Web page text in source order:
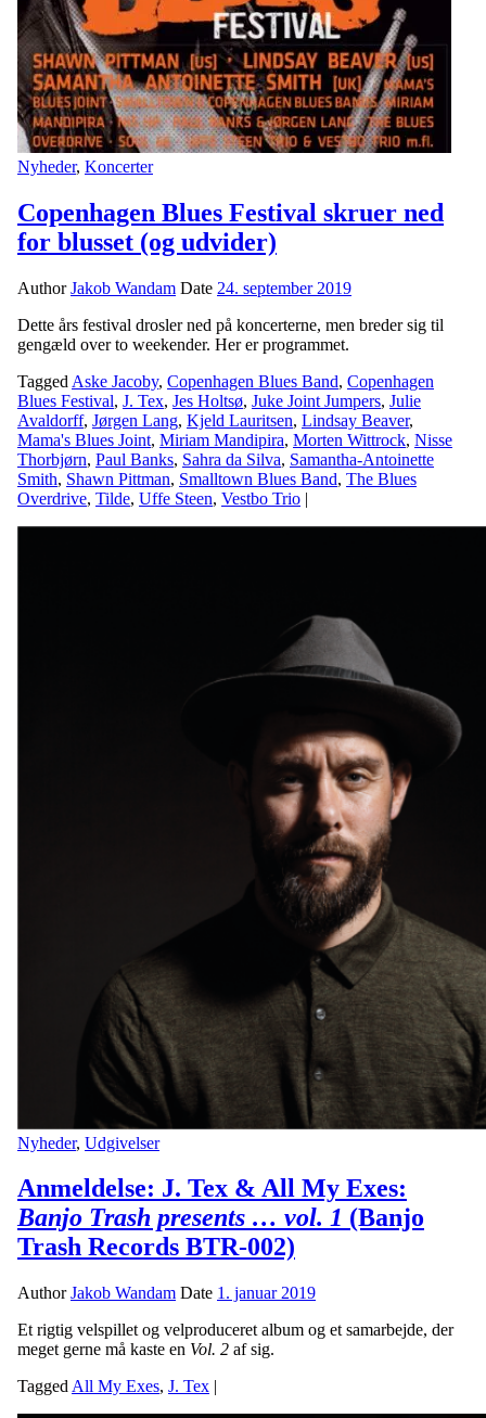
Nyheder, Koncerter
Copenhagen Blues Festival skruer ned
for blusset (og udvider)
AuthorJakob Wandam Date 24. september 2019
Dette års festival drosler ned på koncerterne, men breder sig til
gengæld over to weekender. Her er programmet.
Tagged Aske Jacoby, Copenhagen Blues Band, Copenhagen
Blues Festival, J. Tex, Jes Holtsø, Juke Joint Jumpers, Julie
Avaldorff, Jørgen Lang, Kjeld Lauritsen, Lindsay Beaver,
Mama's Blues Joint, Miriam Mandipira, Morten Wittrock, Nisse
Thorbjørn, Paul Banks, Sahra da Silva, Samantha-Antoinette
Smith, Shawn Pittman, Smalltown Blues Band, The Blues
Overdrive, Tilde, Uffe Steen, Vestbo Trio |
Nyheder, Udgivelser
Anmeldelse: J. Tex & All My Exes:
Banjo Trash presents … vol. 1 (Banjo
Trash Records BTR-002)
AuthorJakob Wandam Date 1. januar 2019
Et rigtig velspillet og velproduceret album og et samarbejde, der
meget gerne må kaste en Vol. 2 af sig.
Tagged All My Exes, J. Tex |